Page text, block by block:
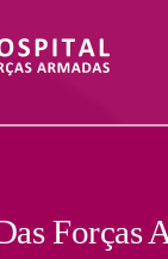
Forças